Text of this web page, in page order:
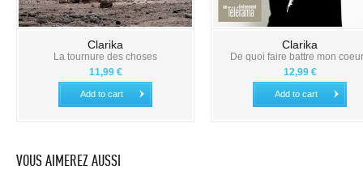
Clarika
La tournure des choses
11,99 €
Add to cart
Clarika
De quoi faire battre mon
12,99 €
Add to cart
VOUS AIMEREZ AUSSI